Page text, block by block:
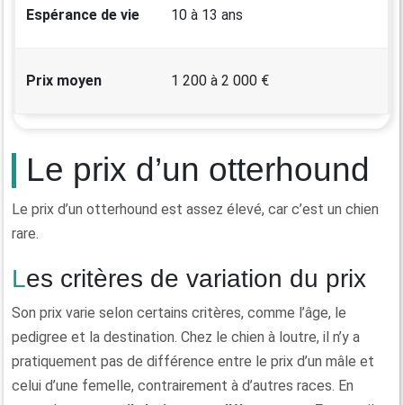
Espérance de vie 10 à 13 ans
Prix moyen 1 200 à 2 000 €
Le prix d’un otterhound
Le prix d’un otterhound est assez élevé, car c’est un chien
rare.
Les critères de variation du prix
Son prix varie selon certains critères, comme l’âge, le
pedigree et la destination. Chez le chien à loutre, il n’y a
pratiquement pas de différence entre le prix d’un mâle et
celui d’une femelle, contrairement à d’autres races. En